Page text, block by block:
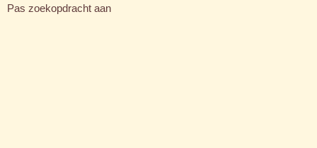
Pas zoekopdracht aan